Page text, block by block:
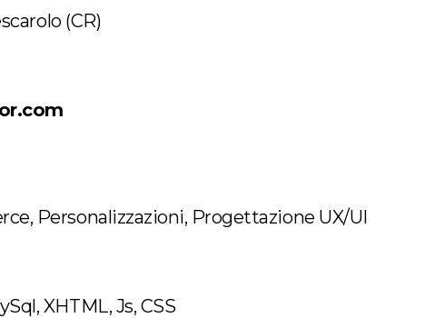
(CR)
Personalizzazioni, Progettazione UX/UI
XHTML, Js, CSS